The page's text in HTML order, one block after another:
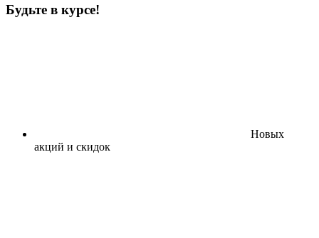
Будьте в курсе!
Новых
акций и скидок